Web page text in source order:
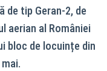
de tip Geran-2, de
aerian al României
bloc de locuințe din